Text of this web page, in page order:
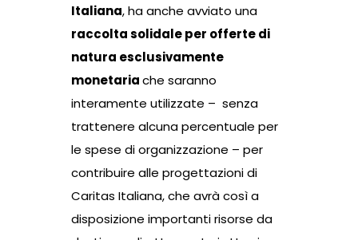
Italiana, ha anche avviato una
raccolta solidale per offerte di
natura esclusivamente
monetariache saranno
interamente utilizzate – senza
trattenere alcuna percentuale per
le spese di organizzazione – per
contribuire alle progettazioni di
Caritas Italiana, che avrà così a
disposizione importanti risorse da